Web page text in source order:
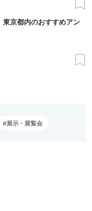
東京都内のおすすめアン
展示・展覧会